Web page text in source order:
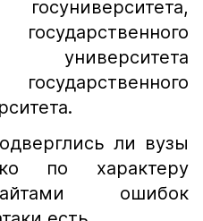
ли вузы
по характеру
ошибок